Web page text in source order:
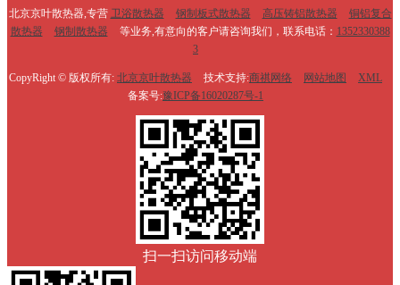
>>
北京京叶散热器,专营 卫浴散热器 钢制板式散热器 高压铸铝散热器
铜铝复合
散热器
钢制散热器 等业务,有意向的客户请咨询我们，联系电话： 1352330388
3
CopyRight © 版权所有: 北京京叶散热器 技术支持:商祺网络 网站地图
XML
备案号:豫ICP备16020287号-1
扫一扫访问移动端